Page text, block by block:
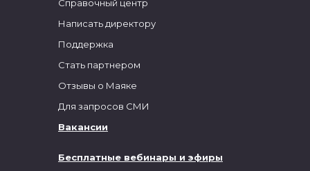
Бесплатные вебинары и эфиры
Справочный центр
Написать директору
Поддержка
Стать партнером
Отзывы о Маяке
Для запросов СМИ
Вакансии